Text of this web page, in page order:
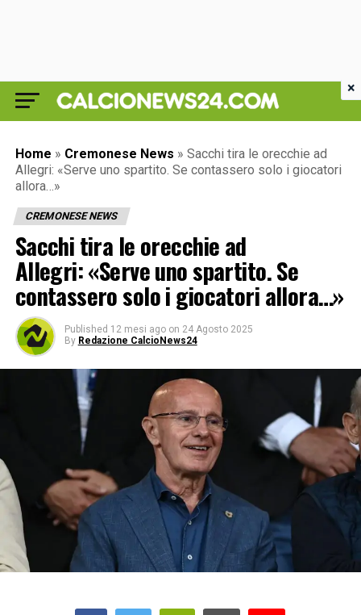
Home » Cremonese News » Sacchi tira le orecchie ad
Allegri: «Serve uno spartito. Se contassero solo i giocatori
allora…»
CREMONESE NEWS
Sacchi tira le orecchie ad
Allegri: «Serve uno spartito. Se
contassero solo i giocatori allora…»
Published 12 mesi ago on 24 Agosto 2025
By Redazione CalcioNews24
×